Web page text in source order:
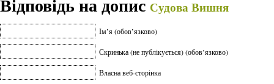
Відповідь на допис Судова Вишня
Ім’я (обов’язково)
Скринька (не публікується) (обов’язково)
Власна веб-сторінка